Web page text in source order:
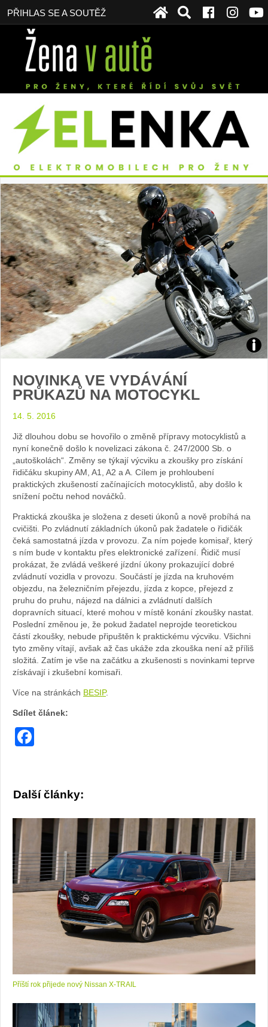
PŘIHLAS SE A SOUTĚŽ
NOVINKA VE VYDÁVÁNÍ
PRŮKAZŮ NA MOTOCYKL
14. 5. 2016
Již dlouhou dobu se hovořilo o změně přípravy motocyklistů a
nyní konečně došlo k novelizaci zákona č. 247/2000 Sb. o
„autoškolách“. Změny se týkají výcviku a zkoušky pro získání
řidičáku skupiny AM, A1, A2 a A. Cílem je prohloubení
praktických zkušeností začínajících motocyklistů, aby došlo k
snížení počtu nehod nováčků.
Praktická zkouška je složena z deseti úkonů a nově probíhá na
cvičišti. Po zvládnutí základních úkonů pak žadatele o řidičák
čeká samostatná jízda v provozu. Za ním pojede komisař, který
s ním bude v kontaktu přes elektronické zařízení. Řidič musí
prokázat, že zvládá veškeré jízdní úkony prokazující dobré
zvládnutí vozidla v provozu. Součástí je jízda na kruhovém
objezdu, na železničním přejezdu, jízda z kopce, přejezd z
pruhu do pruhu, nájezd na dálnici a zvládnutí dalších
dopravních situací, které mohou v místě konání zkoušky nastat.
Poslední změnou je, že pokud žadatel neprojde teoretickou
částí zkoušky, nebude připuštěn k praktickému výcviku. Všichni
tyto změny vítají, avšak až čas ukáže zda zkouška není až příliš
složitá. Zatím je vše na začátku a zkušenosti s novinkami teprve
získávají i zkušební komisaři.
Více na stránkách BESIP.
Sdílet článek:
Další články:
Příští rok přijede nový Nissan X-TRAIL